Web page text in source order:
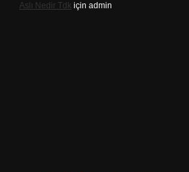
Aslı Nedir Tdk için admin